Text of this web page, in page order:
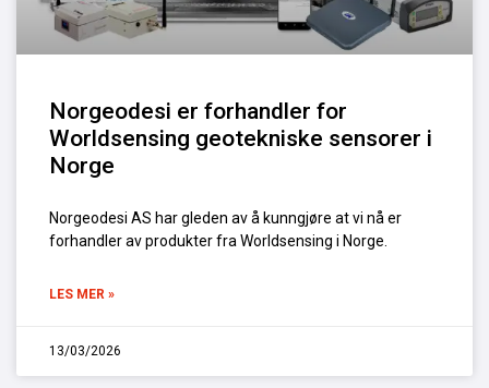
Norgeodesi er forhandler for
Worldsensing geotekniske sensorer i
Norge
Norgeodesi AS har gleden av å kunngjøre at vi nå er
forhandler av produkter fra Worldsensing i Norge.
LES MER »
13/03/2026